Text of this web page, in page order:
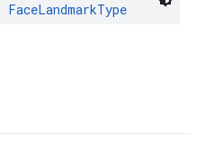
FaceLandmarkType